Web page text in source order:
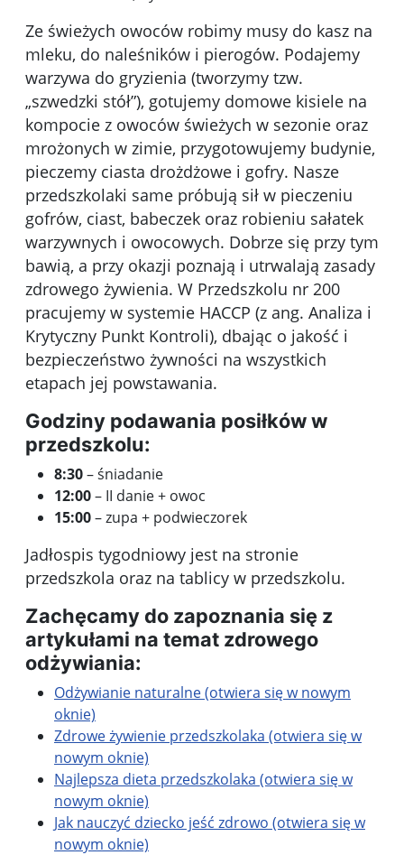
Ze świeżych owoców robimy musy do kasz na
mleku, do naleśników i pierogów. Podajemy
warzywa do gryzienia (tworzymy tzw.
„szwedzki stół”), gotujemy domowe kisiele na
kompocie z owoców świeżych w sezonie oraz
mrożonych w zimie, przygotowujemy budynie,
pieczemy ciasta drożdżowe i gofry. Nasze
przedszkolaki same próbują sił w pieczeniu
gofrów, ciast, babeczek oraz robieniu sałatek
warzywnych i owocowych. Dobrze się przy tym
bawią, a przy okazji poznają i utrwalają zasady
zdrowego żywienia. W Przedszkolu nr 200
pracujemy w systemie HACCP (z ang. Analiza i
Krytyczny Punkt Kontroli), dbając o jakość i
bezpieczeństwo żywności na wszystkich
etapach jej powstawania.
Godziny podawania posiłków w
przedszkolu:
8:30– śniadanie
12:00– II danie + owoc
15:00– zupa + podwieczorek
Jadłospis tygodniowy jest na stronie
przedszkola oraz na tablicy w przedszkolu.
Zachęcamy do zapoznania się z
artykułami na temat zdrowego
odżywiania:
Odżywianie naturalne (otwiera się w nowym
oknie)
Zdrowe żywienie przedszkolaka (otwiera się w
nowym oknie)
Najlepsza dieta przedszkolaka (otwiera się w
nowym oknie)
Jak nauczyć dziecko jeść zdrowo (otwiera się w
nowym oknie)